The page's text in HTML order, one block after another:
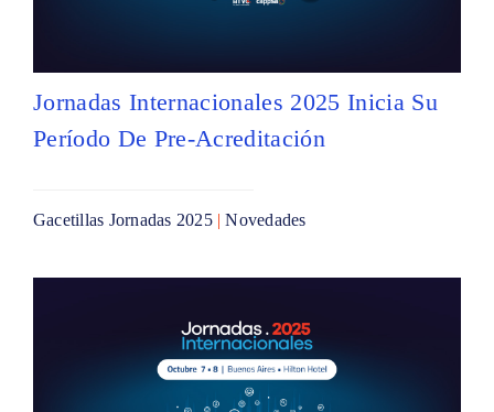
Jornadas Internacionales 2025 Inicia Su
Período De Pre-Acreditación
Gacetillas Jornadas 2025|Novedades